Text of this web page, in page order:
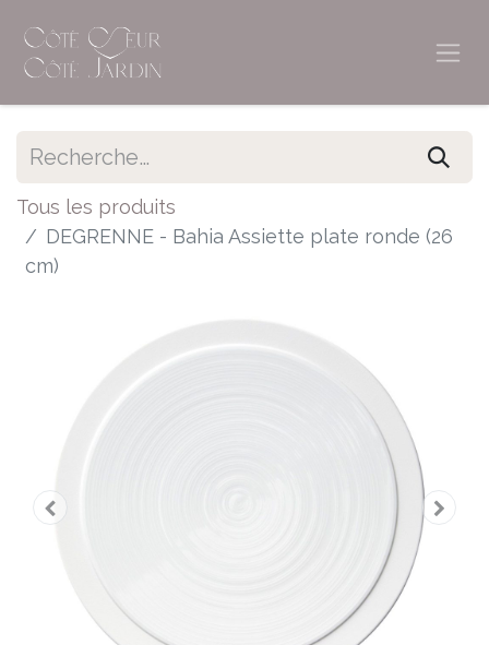
Tous les produits
DEGRENNE - Bahia Assiette plate ronde (26
cm)